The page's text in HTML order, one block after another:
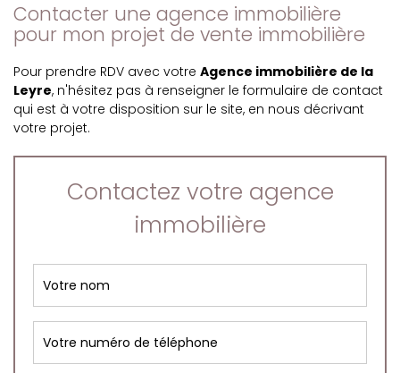
Contacter une agence immobilière
pour mon projet de vente immobilière
Pour prendre RDV avec votre Agence immobilière de la
Leyre, n'hésitez pas à renseigner le formulaire de contact
qui est à votre disposition sur le site, en nous décrivant
votre projet.
Contactez votre agence
immobilière